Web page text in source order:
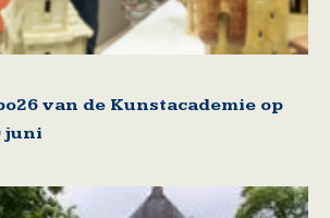
van de Kunstacademie op
juni